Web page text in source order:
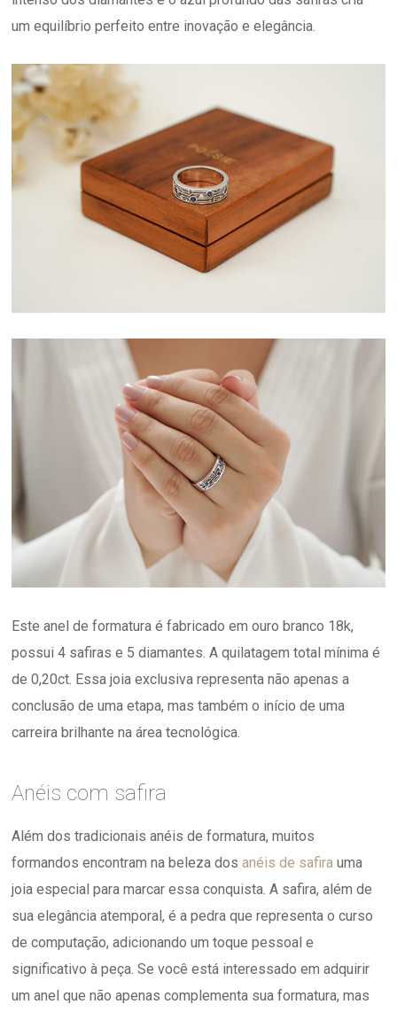
um equilíbrio perfeito entre inovação e elegância.
Este anel de formatura é fabricado em ouro branco 18k,
possui 4 safiras e 5 diamantes. A quilatagem total mínima é
de 0,20ct. Essa joia exclusiva representa não apenas a
conclusão de uma etapa, mas também o início de uma
carreira brilhante na área tecnológica.
Anéis com safira
Além dos tradicionais anéis de formatura, muitos
formandos encontram na beleza dosanéis de safira uma
joia especial para marcar essa conquista. A safira, além de
sua elegância atemporal, é a pedra que representa o curso
de computação, adicionando um toque pessoal e
significativo à peça. Se você está interessado em adquirir
um anel que não apenas complementa sua formatura, mas